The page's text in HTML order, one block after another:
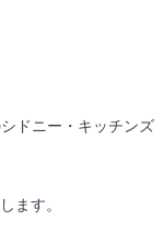
ドニー・キッチンズ
ます。